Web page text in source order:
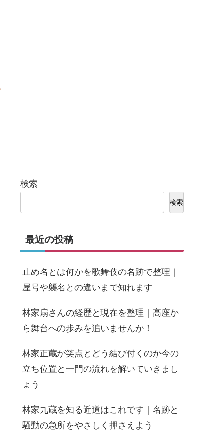
検索
検索
最近の投稿
止め名とは何かを歌舞伎の名跡で整理｜
屋号や襲名との違いまで知れます
林家扇さんの経歴と現在を整理｜高座か
ら舞台への歩みを追いませんか！
林家正蔵が笑点とどう結び付くのか今の
立ち位置と一門の流れを解いていきまし
ょう
林家九蔵を知る近道はこれです｜名跡と
騒動の急所をやさしく押さえよう